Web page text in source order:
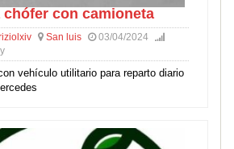
chófer con camioneta
San luis
03/04/2024
vehículo utilitario para reparto diario